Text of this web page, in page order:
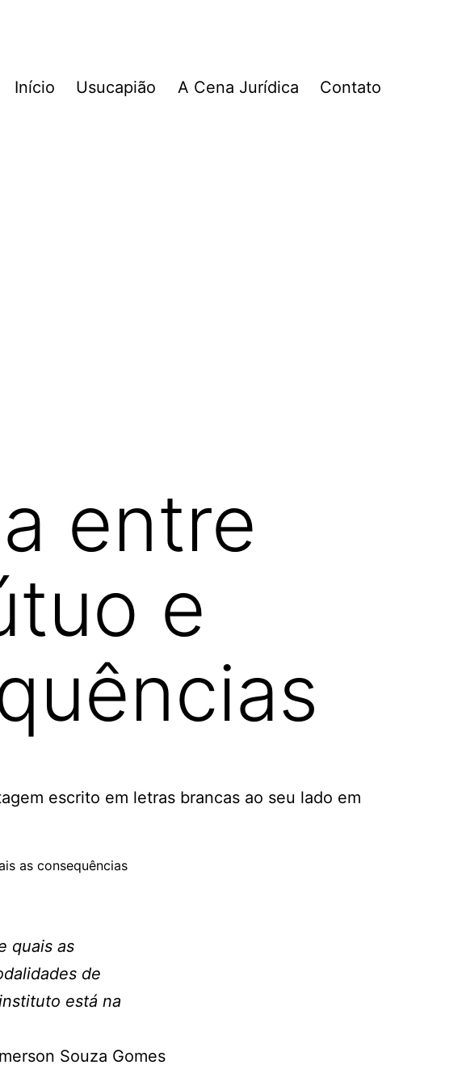
Início Usucapião A Cena Jurídica Contato
entre
e
as consequências
quais as
de
está na
Souza Gomes